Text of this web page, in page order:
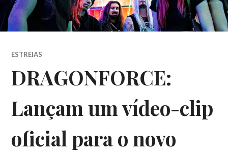
ESTREIAS
DRAGONFORCE:
Lançam um vídeo-clip
oficial para o novo